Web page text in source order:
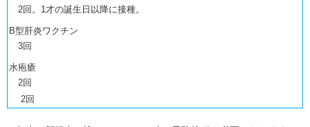
2回。1才の誕生日以降に接種。
B型肝炎ワクチン
3回
水疱瘡
2回
2回